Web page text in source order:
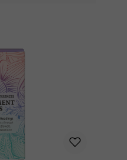
Lösung von
und Liebe Zucht und
und Sterben
Bauernhöfen oder in der
sind im Sinne des Art. 2
und haben keine
Maßstäben
oder Psyche. Alle
auf energetische
Chakren etc.